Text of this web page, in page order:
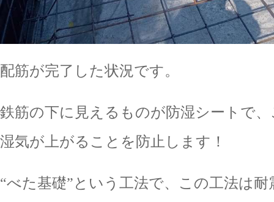
配筋が完了した状況です。
鉄筋の下に見えるものが防湿シートで
湿気が上がることを防止します！
“べた基礎”という工法で、この工法は